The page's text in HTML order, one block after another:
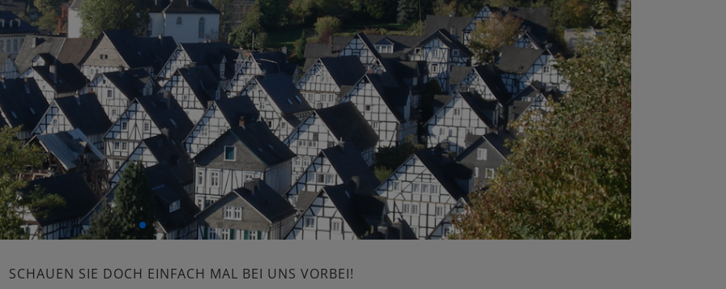
SCHAUEN SIE DOCH EINFACH MAL BEI UNS VORBEI!